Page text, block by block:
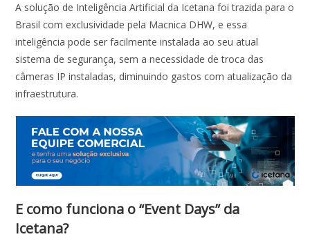
A solução de Inteligência Artificial da Icetana foi trazida para o
Brasil com exclusividade pela Macnica DHW, e essa
inteligência pode ser facilmente instalada ao seu atual
sistema de segurança, sem a necessidade de troca das
câmeras IP instaladas, diminuindo gastos com atualização da
infraestrutura.
E como funciona o “Event Days” da
Icetana?